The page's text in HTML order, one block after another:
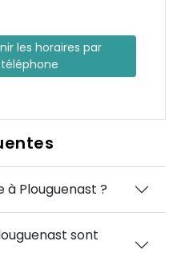
les horaires par
téléphone
à Plouguenast ?
sont